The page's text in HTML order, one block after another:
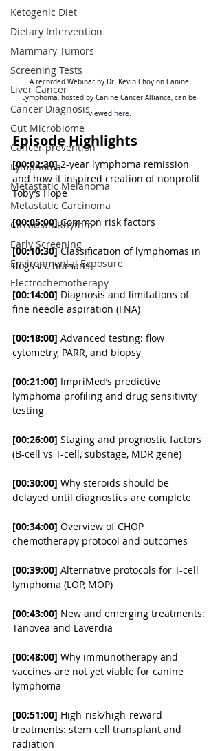
Ketogenic Diet
Dietary Intervention
Mammary Tumors
Screening Tests
Liver Cancer
Cancer Diagnosis
Gut Microbiome
Cancer prevention
Lymphoma
Metastatic Melanoma
Metastatic Carcinoma
Circadian Rhythm
Early Screening
Environmental Exposure
Electrochemotherapy
A recorded Webinar by Dr. Kevin Choy on Canine
Lymphoma, hosted by Canine Cancer Alliance, can be
viewed here.
Episode Highlights
[00:02:30] 2-year lymphoma remission
and how it inspired creation of nonprofit
Toby’s Hope
[00:05:00] Common risk factors
[00:10:30] Classification of lymphomas in
dogs vs. humans
[00:14:00] Diagnosis and limitations of
fine needle aspiration (FNA)
[00:18:00] Advanced testing: flow
cytometry, PARR, and biopsy
[00:21:00] ImpriMed’s predictive
lymphoma profiling and drug sensitivity
testing
[00:26:00] Staging and prognostic factors
(B-cell vs T-cell, substage, MDR gene)
[00:30:00] Why steroids should be
delayed until diagnostics are complete
[00:34:00] Overview of CHOP
chemotherapy protocol and outcomes
[00:39:00] Alternative protocols for T-cell
lymphoma (LOP, MOP)
[00:43:00] New and emerging treatments:
Tanovea and Laverdia
[00:48:00] Why immunotherapy and
vaccines are not yet viable for canine
lymphoma
[00:51:00] High-risk/high-reward
treatments: stem cell transplant and
radiation